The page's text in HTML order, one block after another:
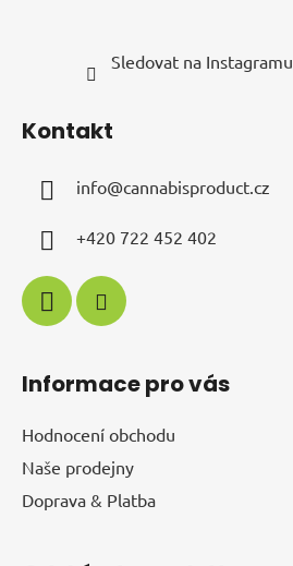
Sledovat na Instagramu
Kontakt
info@cannabisproduct.cz
+420 722 452 402
Informace pro vás
Hodnocení obchodu
Naše prodejny
Doprava & Platba